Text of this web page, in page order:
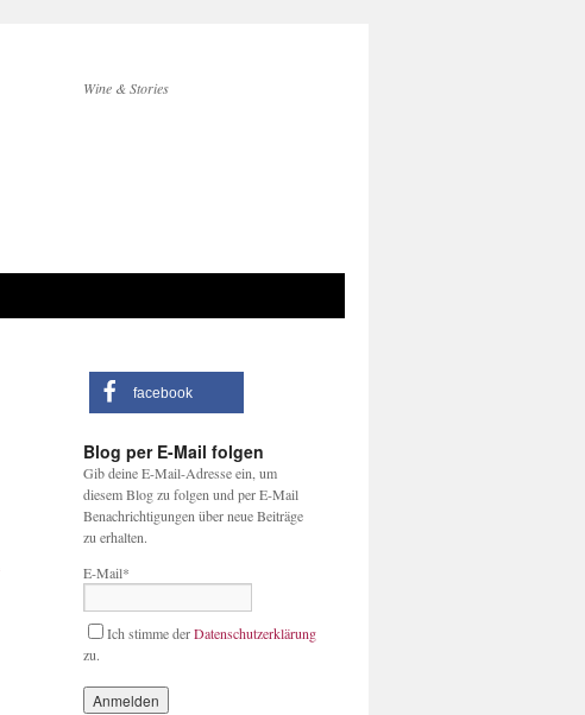
Wine & Stories
facebook
Blog per E-Mail folgen
Gib deine E-Mail-Adresse ein, um
diesem Blog zu folgen und per E-Mail
Benachrichtigungen über neue Beiträge
zu erhalten.
E-Mail*
Ich stimme derDatenschutzerklärung
zu.